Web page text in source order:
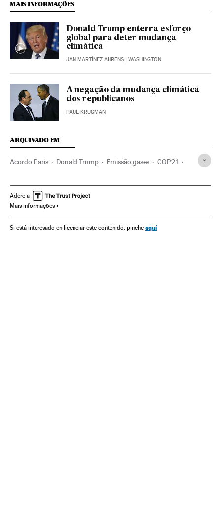
MAIS INFORMAÇÕES
Donald Trump enterra esforço
global para deter mudança
climática
JAN MARTÍNEZ AHRENS | WASHINGTON
A negação da mudança climática
dos republicanos
PAUL KRUGMAN
ARQUIVADO EM
Acordo Paris Donald Trump Emissão gases COP21
Contaminação atmosférica
Efeito estufa
Cmnucc Cúpulas internacionais América do Norte
Adere a
Mais informações
Si está interesado en licenciar este contenido, pinche aquí